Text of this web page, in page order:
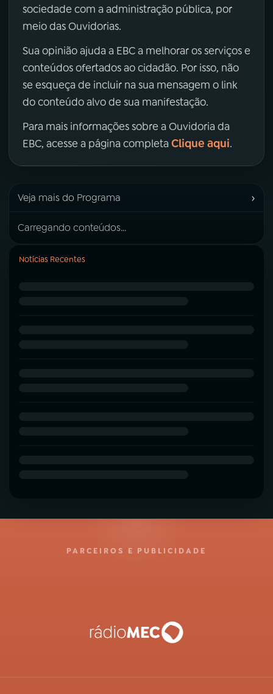
sociedade com a administração pública, por
meio das Ouvidorias.
Sua opinião ajuda a EBC a melhorar os serviços e
conteúdos ofertados ao cidadão. Por isso, não
se esqueça de incluir na sua mensagem o link
do conteúdo alvo de sua manifestação.
Para mais informações sobre a Ouvidoria da
EBC, acesse a página completa Clique aqui.
Veja mais do Programa ›
Carregando conteúdos...
Notícias Recentes
PARCEIROS E PUBLICIDADE